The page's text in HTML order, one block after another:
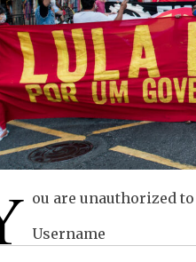
ou are unauthorized
Username